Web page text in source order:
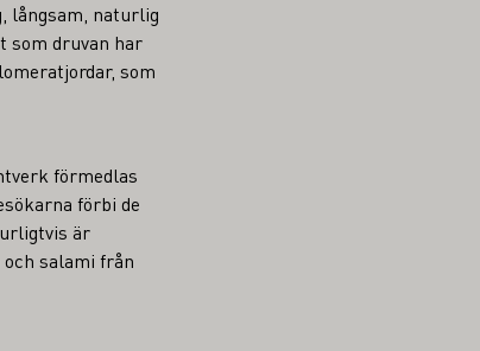
långsam, naturlig
som druvan har
som
förmedlas
förbi de
är
salami från